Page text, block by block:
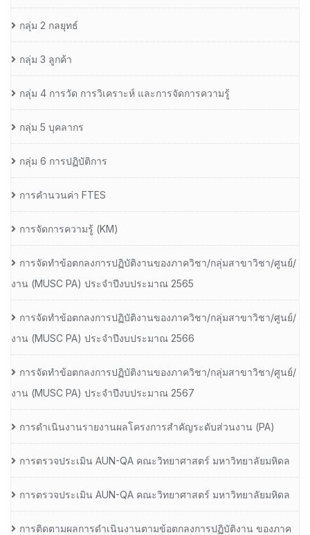
กลุ่ม 2 กลยุทธ์
กลุ่ม 3 ลูกค้า
กลุ่ม 4 การวัด การวิเคราะห์ และการจัดการความรู้
กลุ่ม 5 บุคลากร
กลุ่ม 6 การปฏิบัติการ
การคำนวนค่า FTES
การจัดการความรู้ (KM)
การจัดทำข้อตกลงการปฏิบัติงานของภาควิชา/กลุ่มสาขาวิชา/ศูนย์/
งาน (MUSC PA) ประจำปีงบประมาณ 2565
การจัดทำข้อตกลงการปฏิบัติงานของภาควิชา/กลุ่มสาขาวิชา/ศูนย์/
งาน (MUSC PA) ประจำปีงบประมาณ 2566
การจัดทำข้อตกลงการปฏิบัติงานของภาควิชา/กลุ่มสาขาวิชา/ศูนย์/
งาน (MUSC PA) ประจำปีงบประมาณ 2567
การดำเนินงานรายงานผลโครงการสำคัญระดับส่วนงาน (PA)
การตรวจประเมิน AUN-QA คณะวิทยาศาสตร์ มหาวิทยาลัยมหิดล
การตรวจประเมิน AUN-QA คณะวิทยาศาสตร์ มหาวิทยาลัยมหิดล
การติดตามผลการดำเนินงานตามข้อตกลงการปฏิบัติงาน ของภาค